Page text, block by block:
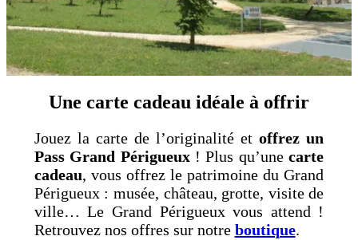
Une carte cadeau idéale à offrir
Jouez la carte de l’originalité etoffrez un
Pass Grand Périgueux ! Plus qu’unecarte
cadeau, vous offrez le patrimoine du Grand
Périgueux : musée, château, grotte, visite de
ville… Le Grand Périgueux vous attend !
Retrouvez nos offres sur notre boutique.